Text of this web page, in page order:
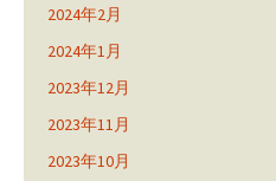
2024年2月
2024年1月
2023年12月
2023年11月
2023年10月